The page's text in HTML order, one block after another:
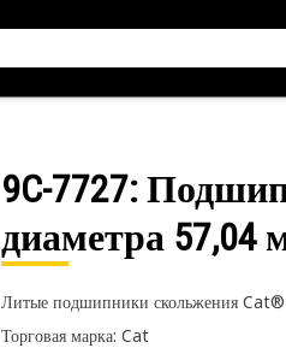
9C-7727:
диаметра 57,04
Литые подшипники скольжения Cat®
Торговая марка: Cat